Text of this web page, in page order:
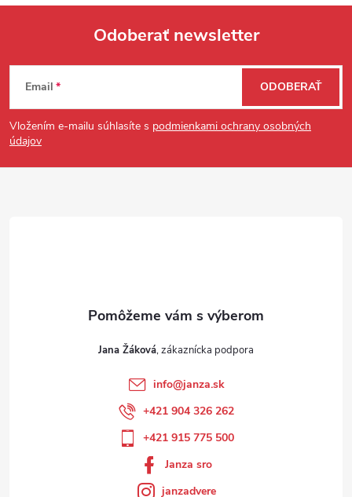
Zápätie
Odoberať newsletter
Email
Vložením e-mailu súhlasíte s podmienkami ochrany osobných
údajov
ODOBERAŤ
Jana Žáková
info@janza.sk
+421 904 326 262
+421 915 775 500
Janza sro
janzadvere